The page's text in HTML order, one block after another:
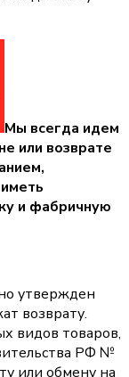
Мы всегда идем
или возврате
и фабричную
утвержден
возврату.
видов товаров,
РФ №
или обмену на